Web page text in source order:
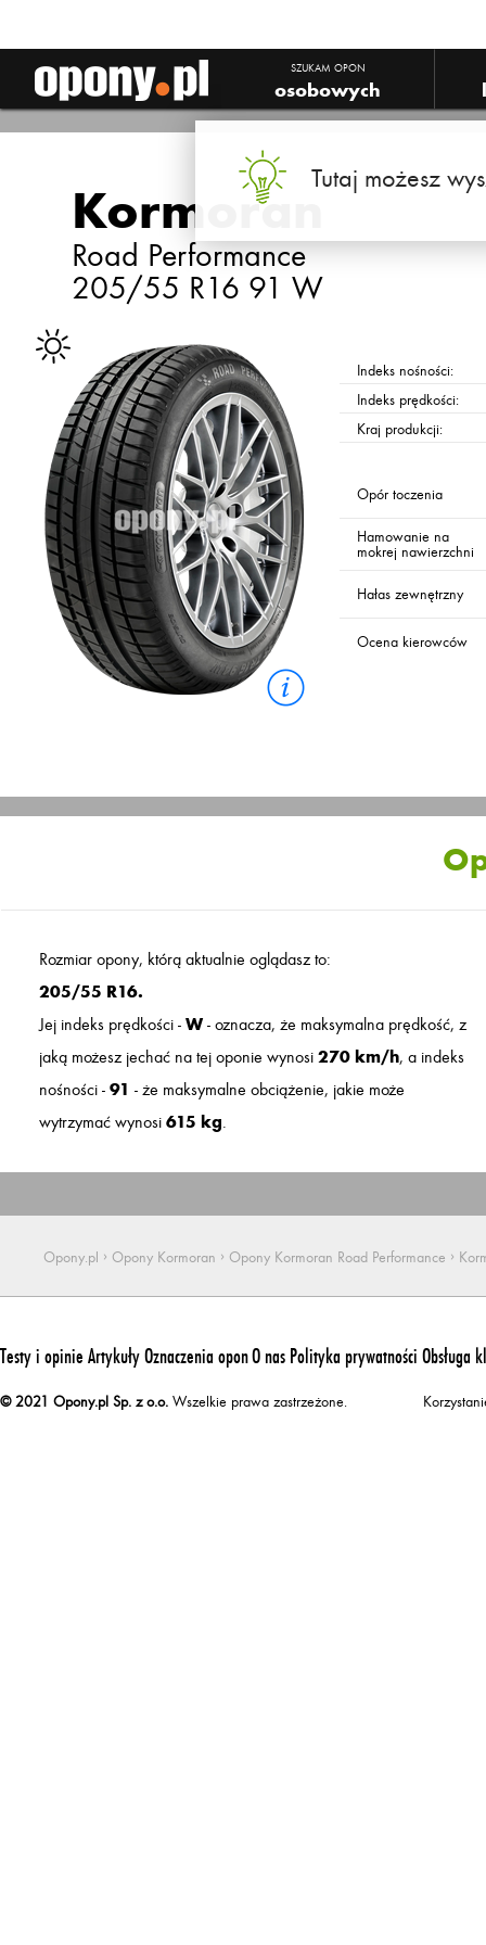
SZUKAM OPON
osobowych
Tutaj możesz
Kormoran
Road Performance
205/55 R16 91 W
Indeks nośności:
Indeks prędkości:
Kraj produkcji:
Opór toczenia
Hamowanie na
mokrej nawierzchni
Hałas zewnętrzny
Ocena kierowców
Rozmiar opony, którą aktualnie oglądasz to:
205/55 R16.
Jej indeks prędkości - W - oznacza, że maksymalna prędkość, z
jaką możesz jechać na tej oponie wynosi 270 km/h, a indeks
nośności - 91 - że maksymalne obciążenie, jakie może
wytrzymać wynosi 615 kg.
Opony.pl › Opony Kormoran › Opony Kormoran Road Performance ›
Testy i opinie ArtykułyOznaczenia oponO nas Polityka prywatności Obsługa
© 2021 Opony.pl Sp. z o.o. Wszelkie prawa zastrzeżone.